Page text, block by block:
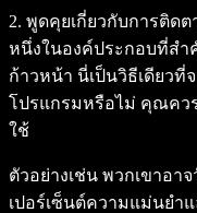
2. พูดคุยเกี่ยวกับการติด
หนึ่งในองค์ประกอบที่สำ
ก้าวหน้า นี่เป็นวิธีเดียว
โปรแกรมหรือไม่ คุณคว
ใช้
ตัวอย่างเช่น พวกเขาอ
เปอร์เซ็นต์ความแม่นยำ